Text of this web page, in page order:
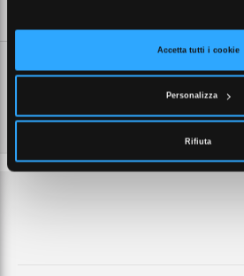
Accetta tutti i cookie
Personalizza
Rifiuta